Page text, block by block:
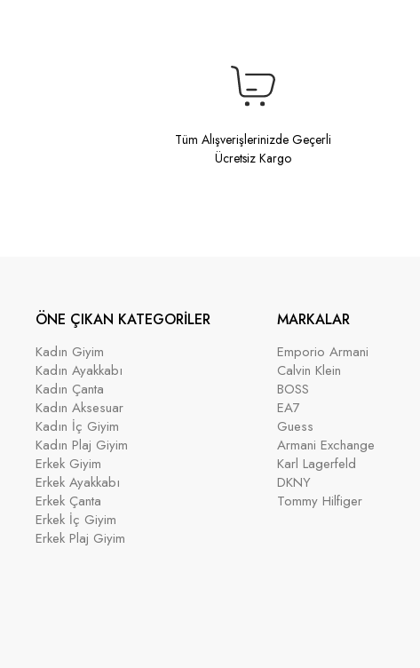
Tüm Alışverişlerinizde Geçerli
Ücretsiz Kargo
ÖNE ÇIKAN KATEGORİLER
Kadın Giyim
Kadın Ayakkabı
Kadın Çanta
Kadın Aksesuar
Kadın İç Giyim
Kadın Plaj Giyim
Erkek Giyim
Erkek Ayakkabı
Erkek Çanta
Erkek İç Giyim
Erkek Plaj Giyim
MARKALAR
Emporio Armani
Calvin Klein
BOSS
EA7
Guess
Armani Exchange
Karl Lagerfeld
DKNY
Tommy Hilfiger